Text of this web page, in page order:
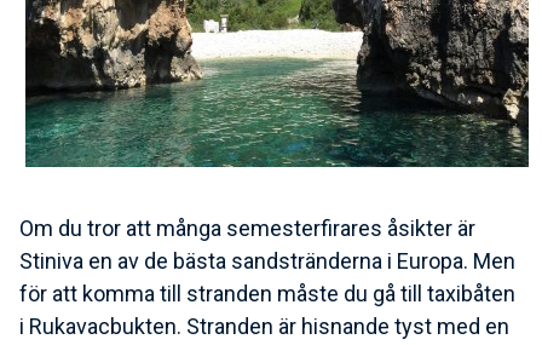
Om du tror att många semesterfirares åsikter är
Stiniva en av de bästa sandstränderna i Europa. Men
för att komma till stranden måste du gå till taxibåten
i Rukavacbukten. Stranden är hisnande tyst med en